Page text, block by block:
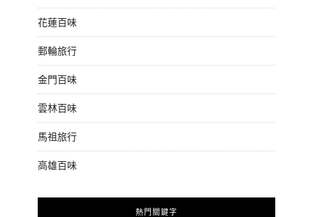
花蓮百味
郵輪旅行
金門百味
雲林百味
馬祖旅行
高雄百味
熱門關鍵字